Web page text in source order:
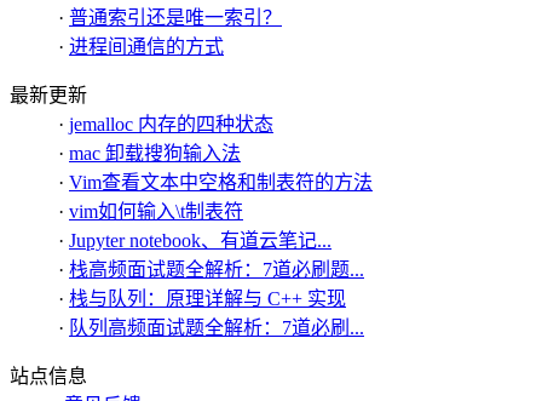
· 普通索引还是唯一索引？
· 进程间通信的方式
最新更新
· jemalloc 内存的四种状态
· mac 卸载搜狗输入法
· Vim查看文本中空格和制表符的方法
· vim如何输入\t制表符
· Jupyter notebook、有道云笔记...
· 栈高频面试题全解析：7道必刷题...
· 栈与队列：原理详解与 C++ 实现
· 队列高频面试题全解析：7道必刷...
站点信息